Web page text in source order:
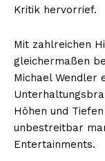
Kritik hervorrief.
Mit zahlreichen
gleichermaßen
Michael Wendler
Höhen und
unbestreitbar
Entertainments.